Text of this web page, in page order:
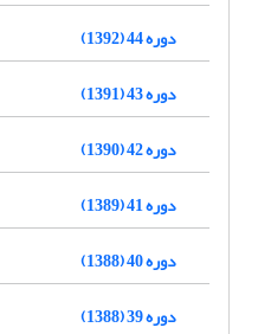
دوره 44 (1392)
دوره 43 (1391)
دوره 42 (1390)
دوره 41 (1389)
دوره 40 (1388)
دوره 39 (1388)